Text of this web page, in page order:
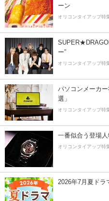
ーン
オリコンタイアップ特
ー”
オリコンタイアップ特
パソコンメーカ
選」
オリコンタイアップ特
一番似合う登場
オリコンタイアップ特
2026年7月夏ドラ